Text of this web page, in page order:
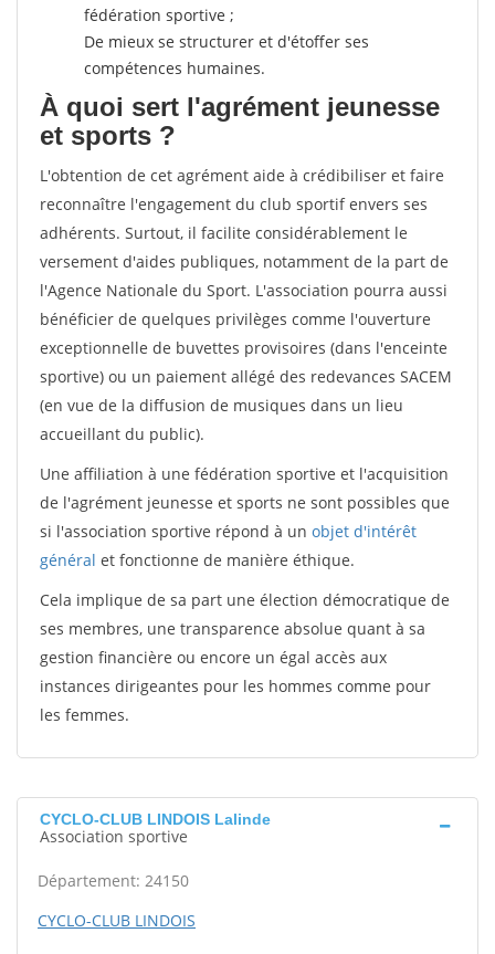
fédération sportive ;
De mieux se structurer et d'étoffer ses
compétences humaines.
À quoi sert l'agrément jeunesse
et sports ?
L'obtention de cet agrément aide à crédibiliser et faire
reconnaître l'engagement du club sportif envers ses
adhérents. Surtout, il facilite considérablement le
versement d'aides publiques, notamment de la part de
l'Agence Nationale du Sport. L'association pourra aussi
bénéficier de quelques privilèges comme l'ouverture
exceptionnelle de buvettes provisoires (dans l'enceinte
sportive) ou un paiement allégé des redevances SACEM
(en vue de la diffusion de musiques dans un lieu
accueillant du public).
Une affiliation à une fédération sportive et l'acquisition
de l'agrément jeunesse et sports ne sont possibles que
si l'association sportive répond à un objet d'intérêt
général et fonctionne de manière éthique.
Cela implique de sa part une élection démocratique de
ses membres, une transparence absolue quant à sa
gestion financière ou encore un égal accès aux
instances dirigeantes pour les hommes comme pour
les femmes.
CYCLO-CLUB LINDOIS Lalinde
Association sportive
Département: 24150
CYCLO-CLUB LINDOIS